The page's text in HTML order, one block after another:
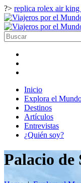
?> replica rolex air king
Inicio
Explora el
Destinos
Artículos
Entrevistas
¿Quién soy?
Palacio